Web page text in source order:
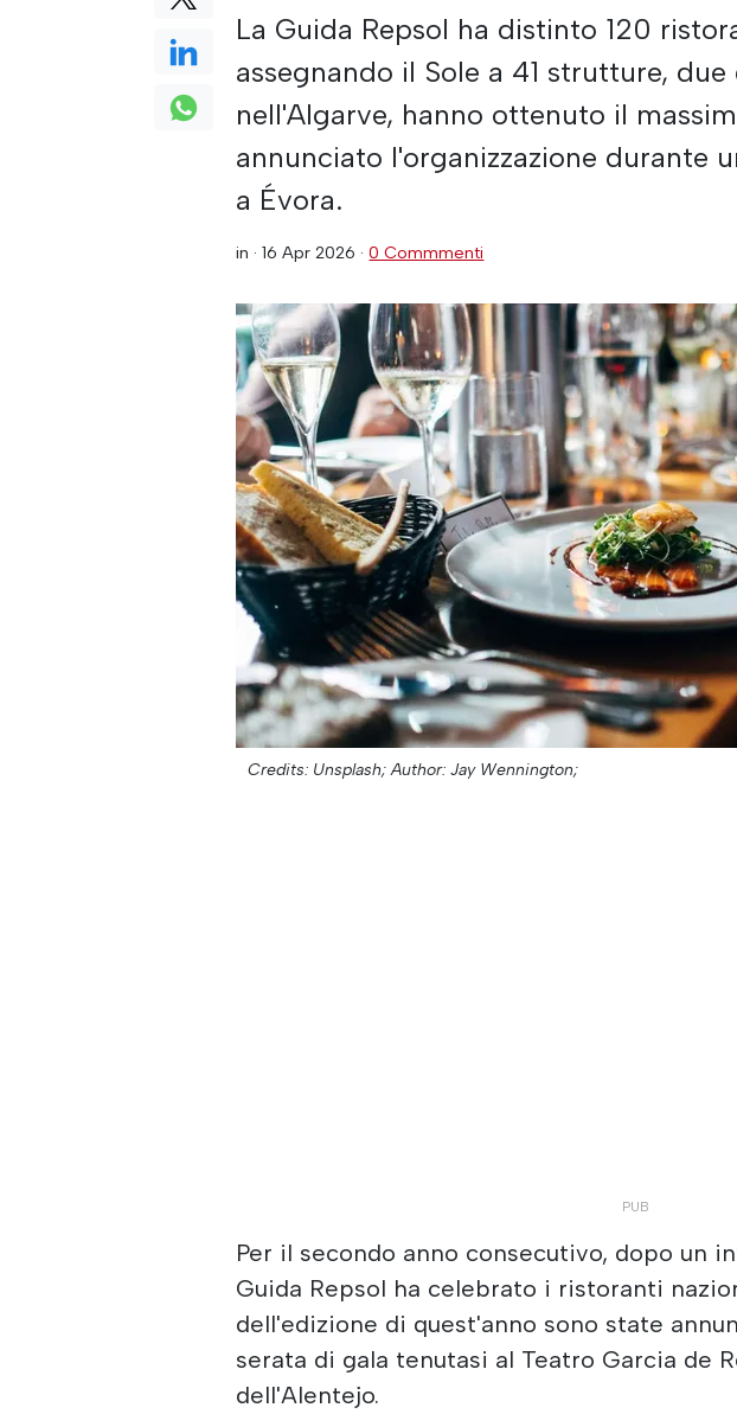
La Guida Repsol ha distinto 120
assegnando il Sole a 41 strutture,
nell'Algarve, hanno ottenuto il
annunciato l'organizzazione durante
a Évora.
in ·16 Apr 2026 ·0 Commmenti
Credits: Unsplash; Author: Jay Wennington;
Per il secondo anno consecutivo, dopo un
Guida Repsol ha celebrato i ristoranti
dell'edizione di quest'anno sono state
serata di gala tenutasi al Teatro Garcia de
dell'Alentejo.